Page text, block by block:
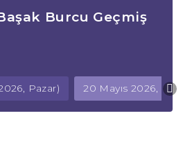
Burcu Geçmiş
Pazar) 20 Mayıs 2026,